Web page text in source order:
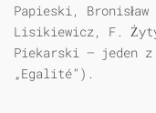
Papieski,
Lisikiewicz, F.
Piekarski — jeden z
„Egalité”).